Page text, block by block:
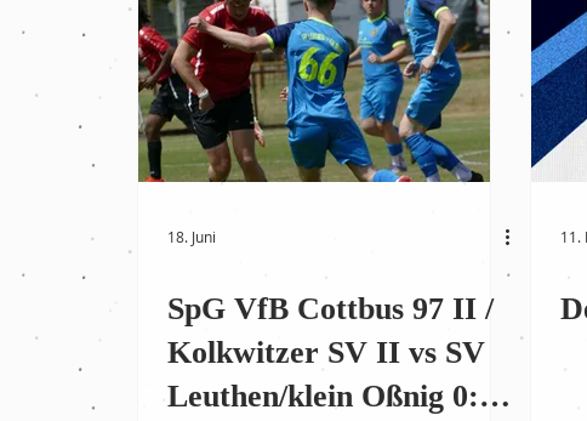
18. Juni
SpG VfB Cottbus 97 II /
Kolkwitzer SV II vs SV
Leuthen/klein Oßnig 0:4
11.